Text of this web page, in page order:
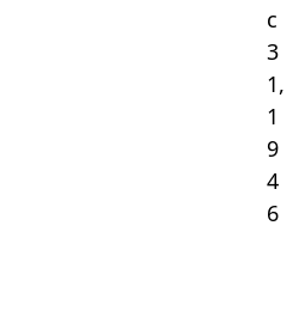
c
3
1,
1
9
4
6